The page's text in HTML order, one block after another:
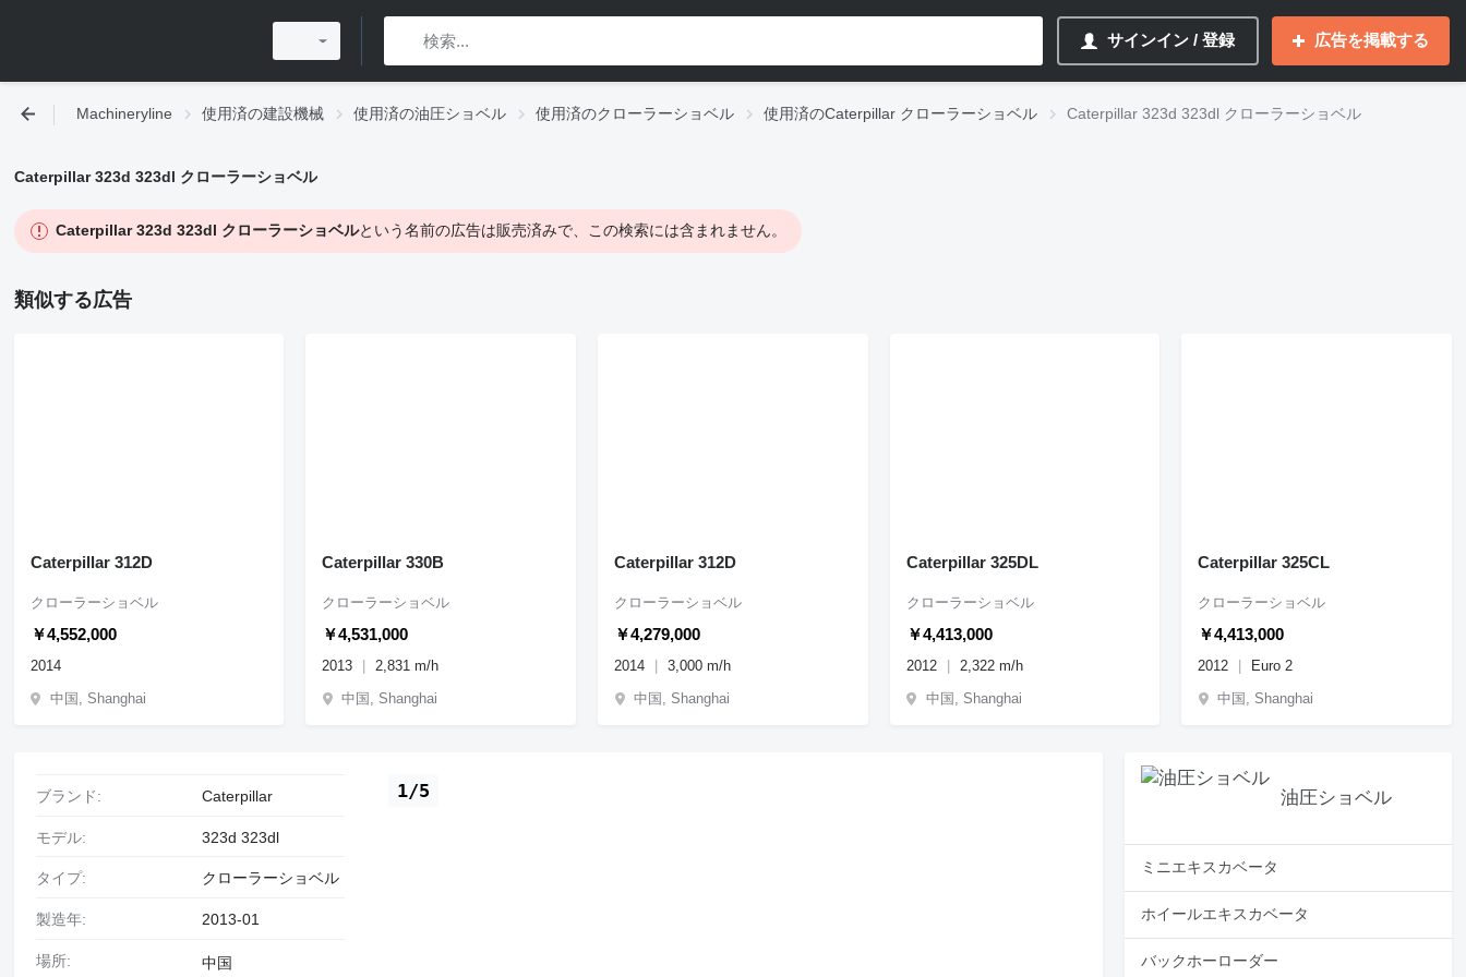
サインイン / 登録 広告を掲載する
Machineryline 使用済の建設機械 使用済の油圧ショベル 使用済のクローラーショベル 使用済のCaterpillar クローラーショベル Caterpillar 323d 323dl クローラーショベル
Caterpillar 323d 323dl クローラーショベル
Caterpillar 323d 323dl クローラーショベルという名前の広告は販売済みで、この検索には含まれません。
類似する広告
Caterpillar 312D
￥4,552,000
クローラーショベル
2014
中国, Shanghai
Caterpillar 330B
￥4,531,000
クローラーショベル
2013
2,831 m/h
中国, Shanghai
Caterpillar 312D
￥4,279,000
クローラーショベル
2014
3,000 m/h
中国, Shanghai
Caterpillar 325DL
￥4,413,000
クローラーショベル
2012
2,322 m/h
中国, Shanghai
Caterpillar 325CL
￥4,413,000
クローラーショベル
2012
Euro 2
中国, Shanghai
1/5
ブランド: Caterpillar
モデル: 323d 323dl
タイプ: クローラーショベル
製造年: 2013-01
場所:
中国
油圧ショベル
ミニエキスカベータ
ホイールエキスカベータ
バックホーローダー